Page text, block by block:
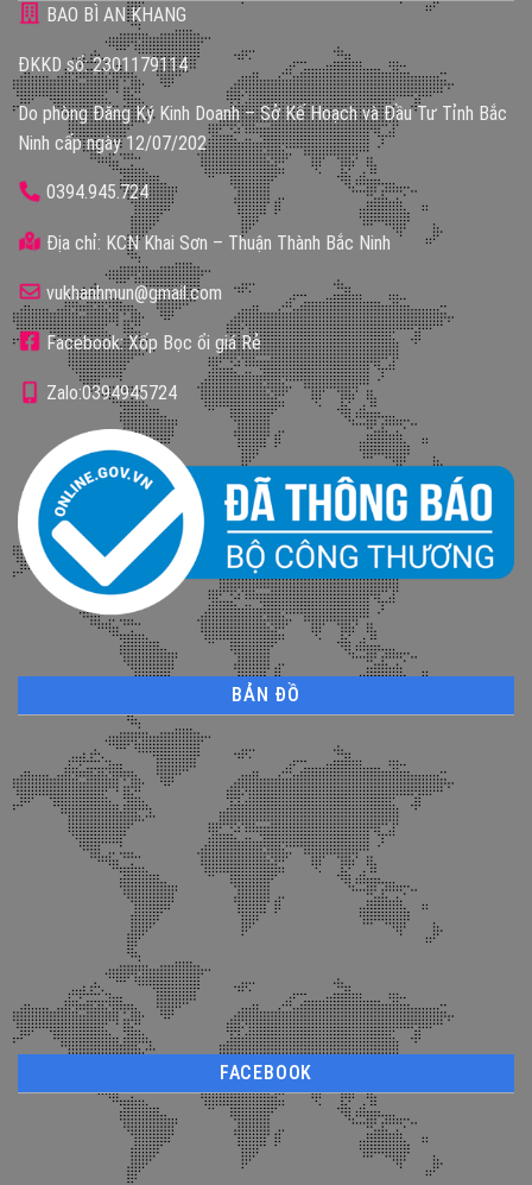
BAO BÌ AN KHANG
ĐKKD số: 2301179114
Do phòng Đăng Ký Kinh Doanh – Sở Kế Hoạch và Đầu Tư Tỉnh Bắc
Ninh cấp ngày 12/07/202
0394.945.724
Địa chỉ: KCN Khai Sơn – Thuận Thành Bắc Ninh
vukhanhmun@gmail.com
Facebook: Xốp Bọc ổi giá Rẻ
Zalo:0394945724
BẢN ĐỒ
FACEBOOK